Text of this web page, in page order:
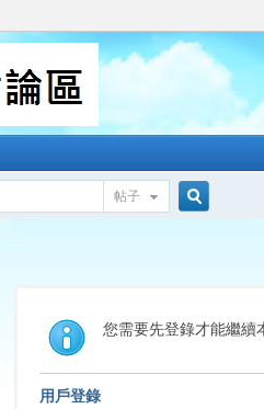
帖子
索
您需要先登錄才能繼續
用戶登錄